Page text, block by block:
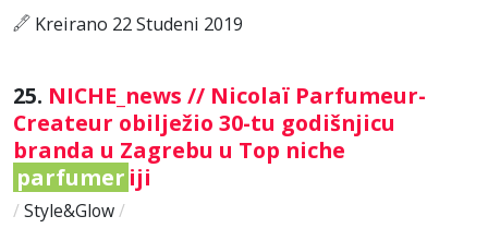
Kreirano 22 Studeni 2019
25. NICHE_news // Nicolaï Parfumeur-
Createur obilježio 30-tu godišnjicu
branda u Zagrebu u Top niche
parfumer iji
/ Style&Glow/